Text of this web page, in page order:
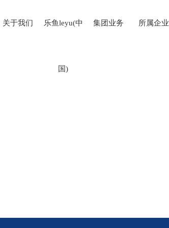
关于我们 乐鱼leyu(中
国)
集团业务 所属企业